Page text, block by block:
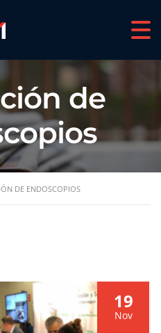
de
DE ENDOSCOPIOS
19
Nov